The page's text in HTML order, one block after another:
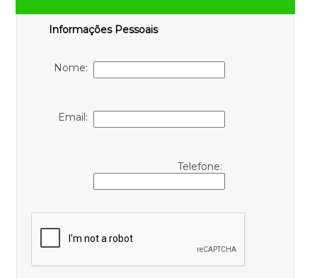
Informações Pessoais
Nome:
Email:
Telefone: